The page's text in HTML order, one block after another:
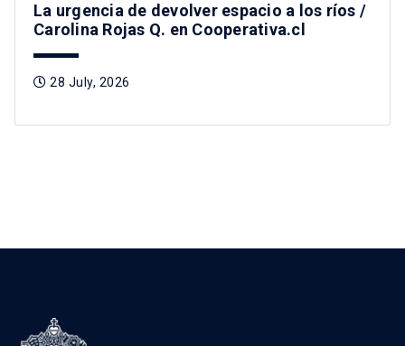
La urgencia de devolver espacio a los ríos /
Carolina Rojas Q. en Cooperativa.cl
28 July, 2026